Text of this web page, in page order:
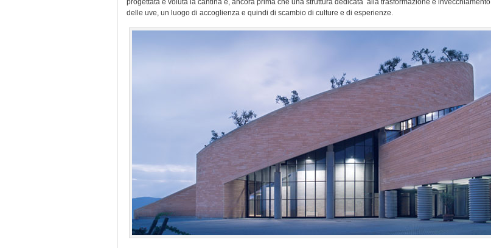
progettata e voluta la cantina è, ancora prima che una struttura dedicata alla trasformazione e invecchiamento
delle uve, un luogo di accoglienza e quindi di scambio di culture e di esperienze.